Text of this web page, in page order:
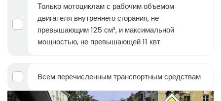
Только мотоциклам с рабочим объемом
двигателя внутреннего сгорания, не
превышающим 125 см³, и максимальной
мощностью, не превышающей 11 квт
Всем перечисленным транспортным средствам